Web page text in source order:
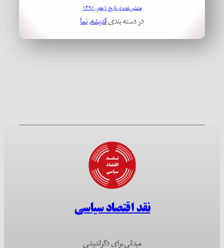
منتشر شده در تاریخ ۱ مهر, ۱۳۹۱
در دسته بندیاندیشه, نما
نقد اقتصاد سیاسی
میدانی برای دگراندیشی